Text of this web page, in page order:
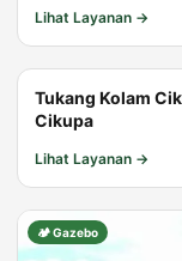
Lihat Layanan →
🐟 Kolam
Tukang Kolam
Cikupa
Lihat Layanan →
🏕️ Gazebo